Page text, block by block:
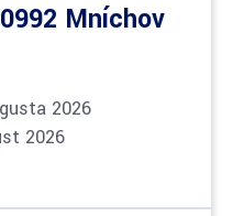
Mníchov
2026
2026